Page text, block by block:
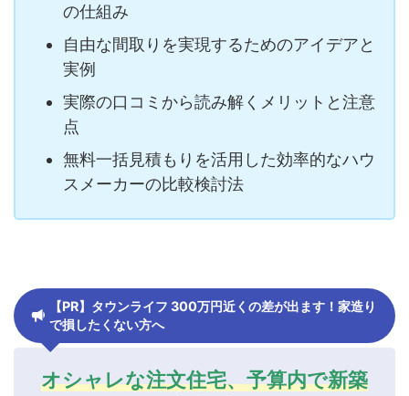
の仕組み
自由な間取りを実現するためのアイデアと
実例
実際の口コミから読み解くメリットと注意
点
無料一括見積もりを活用した効率的なハウ
スメーカーの比較検討法
【PR】タウンライフ 300万円近くの差が出ます！家造り
で損したくない方へ
オシャレな注文住宅、予算内で新築